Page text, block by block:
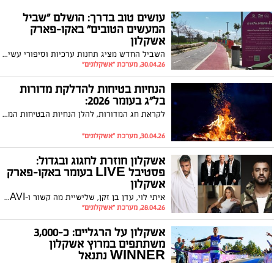
עושים טוב בדרך: הושלם "שביל
המעשים הטובים" באקו-פארק
אשקלון
השביל החדש מציג תחנות ערכיות וסיפורי עשייה קהילתית, ומחזק את תחושת החיבור והגאווה העירונית
30.04.26, מערכת "אשקלונים"
הנחיות בטיחות להדלקת מדורות
בל״ג בעומר 2026:
לקראת חג המדורות, להלן הנחיות הבטיחות המאושרות להבערת אש ברחבי העיר
30.04.26, מערכת "אשקלונים"
אשקלון חוזרת לחגוג ובגדול:
פסטיבל LIVE בעומר באקו-פארק
אשקלון
איתי לוי, עדן בן זקן, שלישיית מה קשור ו-DJ ZEHAVI בערב מטורף של הופעות חיות על במה אחת | הכניסה חופשית!
28.04.26, מערכת "אשקלונים"
אשקלון על הרגליים: כ-3,000
משתתפים במרוץ אשקלון
WINNER נתנאל